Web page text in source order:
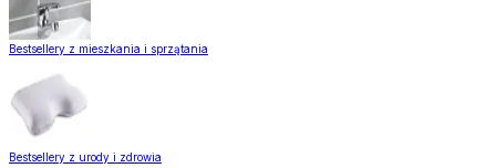
Bestsellery z mieszkania i sprzątania
Bestsellery z urody i zdrowia